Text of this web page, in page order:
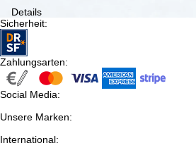
kostenfrei
…
Details
Sicherheit:
Zahlungsarten:
Social Media:
Unsere Marken:
International: